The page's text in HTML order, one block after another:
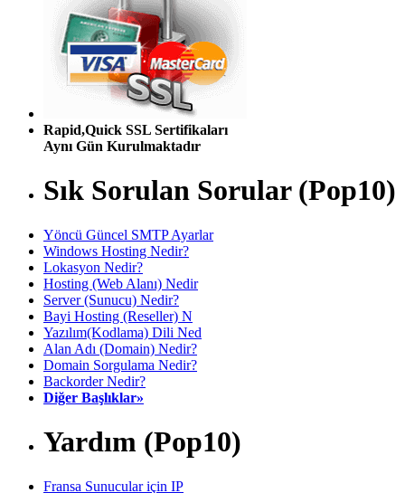
Rapid,Quick SSL Sertifikaları
Aynı Gün Kurulmaktadır
Sık Sorulan Sorular (Pop10)
Yöncü Güncel SMTP Ayarlar
Windows Hosting Nedir?
Lokasyon Nedir?
Hosting (Web Alanı) Nedir
Server (Sunucu) Nedir?
Bayi Hosting (Reseller) N
Yazılım(Kodlama) Dili Ned
Alan Adı (Domain) Nedir?
Domain Sorgulama Nedir?
Backorder Nedir?
Diğer Başlıklar»
Yardım (Pop10)
Fransa Sunucular için IP